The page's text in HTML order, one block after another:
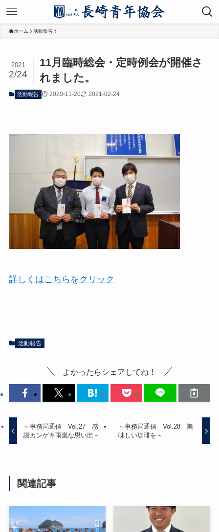
ホーム 活動報告
11月臨時総会・定時例会が開催さ
れました。
2021
2/24
活動報告 2020-11-20 2021-02-24
詳しくはこちらをクリック
活動報告
よかったらシェアしてね！
～事務局通信 Vol.27 感
謝カンゲキ雨嵐な思い出～
～事務局通信 Vol.28 美
味しい珈琲を～
関連記事